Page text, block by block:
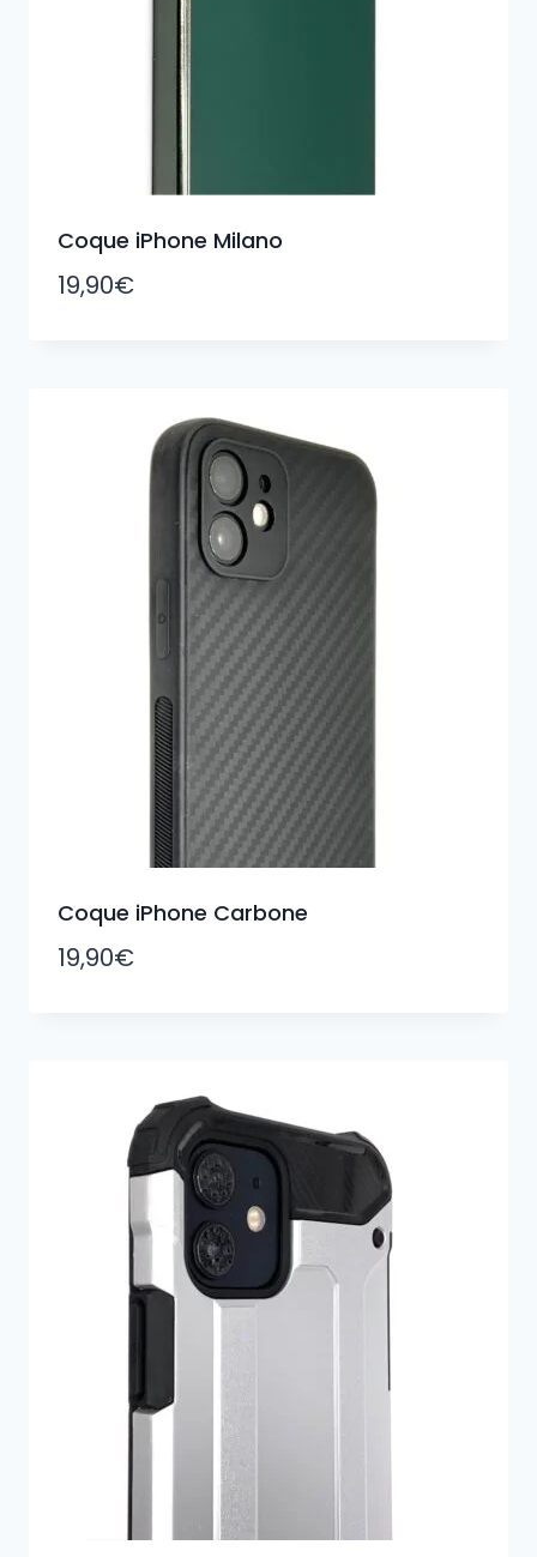
Coque iPhone Milano
19,90€
Coque iPhone Carbone
19,90€